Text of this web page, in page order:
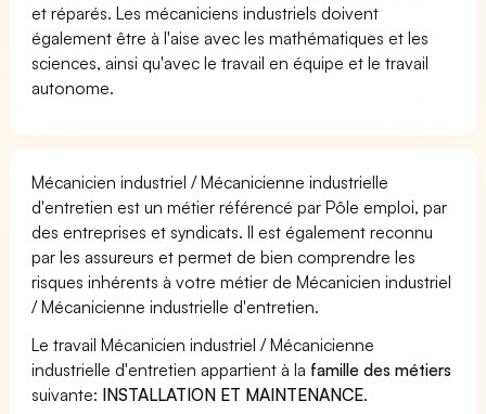
et réparés. Les mécaniciens industriels doivent
également être à l'aise avec les mathématiques et les
sciences, ainsi qu'avec le travail en équipe et le travail
autonome.
Mécanicien industriel / Mécanicienne industrielle
d'entretien est un métier référencé par Pôle emploi, par
des entreprises et syndicats. Il est également reconnu
par les assureurs et permet de bien comprendre les
risques inhérents à votre métier de Mécanicien industriel
/ Mécanicienne industrielle d'entretien.
Le travail Mécanicien industriel / Mécanicienne
industrielle d'entretien appartient à la famille des métiers
suivante: INSTALLATION ET MAINTENANCE.